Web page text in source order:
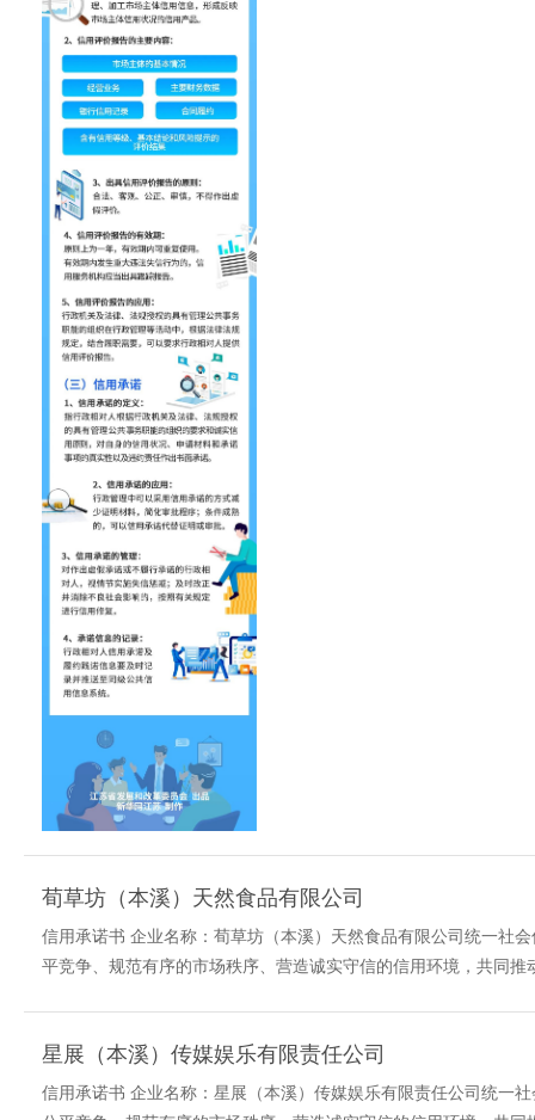
荀草坊（本溪）天然食品有限公司
信用承诺书 企业名称：荀草坊（本溪）天然食品有限公司统一社
平竞争、规范有序的市场秩序、营造诚实守信的信用环境，共同
星展（本溪）传媒娱乐有限责任公司
信用承诺书 企业名称：星展（本溪）传媒娱乐有限责任公司统一